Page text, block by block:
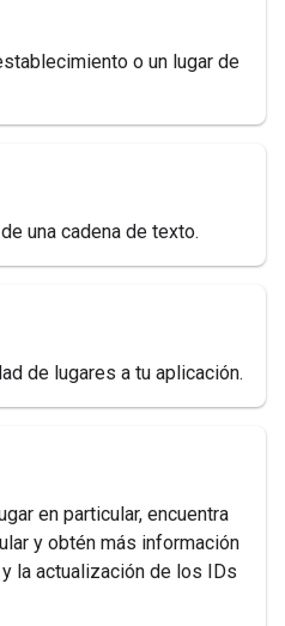
o un lugar de
una cadena de texto.
de lugares a tu aplicación.
en particular, encuentra
y obtén más información
la actualización de los IDs